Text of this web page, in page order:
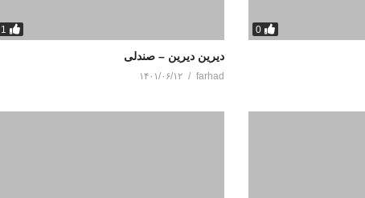
0
1
دیرین دیرین – صندلی
farhad ۱۴۰۱/۰۶/۱۲